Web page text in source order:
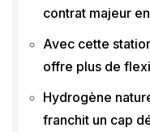
contrat majeur
Avec cette
offre plus de
Hydrogène
franchit un cap